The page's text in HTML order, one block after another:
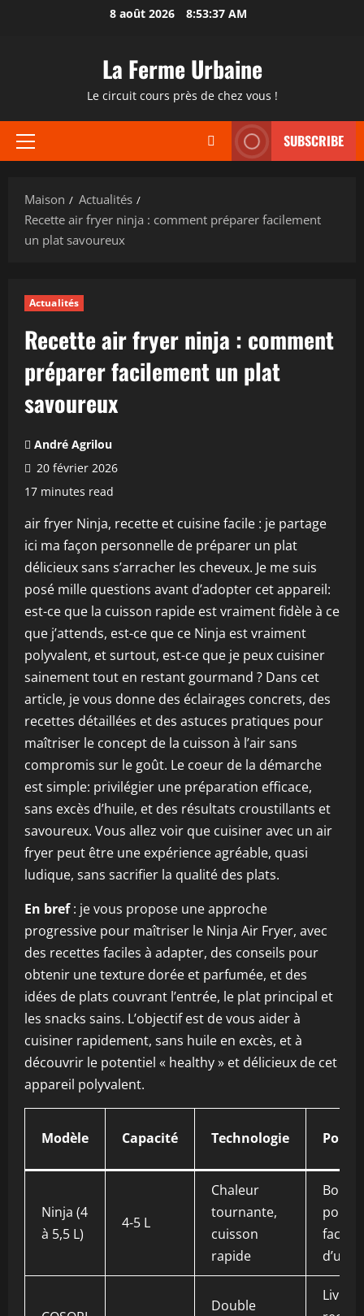
8 août 2026 8:53:38 AM
La Ferme Urbaine
Le circuit cours près de chez vous !
Menu
SUBSCRIBE
Maison
Actualités
Recette air fryer ninja : comment préparer facilement
un plat savoureux
Actualités
Recette air fryer ninja : comment
préparer facilement un plat
savoureux
André Agrilou
20 février 2026
17 minutes read
air fryer Ninja, recette et cuisine facile : je partage
ici ma façon personnelle de préparer un plat
délicieux sans s’arracher les cheveux. Je me suis
posé mille questions avant d’adopter cet appareil:
est-ce que la cuisson rapide est vraiment fidèle à ce
que j’attends, est-ce que ce Ninja est vraiment
polyvalent, et surtout, est-ce que je peux cuisiner
sainement tout en restant gourmand ? Dans cet
article, je vous donne des éclairages concrets, des
recettes détaillées et des astuces pratiques pour
maîtriser le concept de la cuisson à l’air sans
compromis sur le goût. Le coeur de la démarche
est simple: privilégier une préparation efficace,
sans excès d’huile, et des résultats croustillants et
savoureux. Vous allez voir que cuisiner avec un air
fryer peut être une expérience agréable, quasi
ludique, sans sacrifier la qualité des plats.
En bref: je vous propose une approche
progressive pour maîtriser le Ninja Air Fryer, avec
des recettes faciles à adapter, des conseils pour
obtenir une texture dorée et parfumée, et des
idées de plats couvrant l’entrée, le plat principal et
les snacks sains. L’objectif est de vous aider à
cuisiner rapidement, sans huile en excès, et à
découvrir le potentiel « healthy » et délicieux de cet
appareil polyvalent.
Modèle Capacité Technologie
Ninja (4
à 5,5 L)
4-5 L
Chaleur
tournante,
cuisson
rapide
Bonne
facilité
Double
Livré